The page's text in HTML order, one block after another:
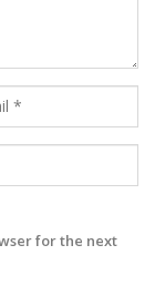
for the next